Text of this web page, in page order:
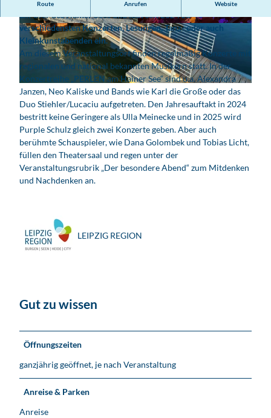
© Torsten Thomä, LEIPZIG REGION
© Torsten Thomä, LEIPZIG REGION © Torsten Thomä, LEIPZIG REGION, Picasa
Route Anrufen Website
Das Hafentheater HAIN erstrahlt als neues Highlight direkt
am Ufer des Hainer Sees und lädt seit 2024 zu
verschiedensten Konzerten, Lesungen, Tanz- oder auch
Kleinkunstabenden ein.
Am diesem Veranstaltungsort finden regelmäßig Konzerte mit
regionalen und national bekannten Musikern statt. In der
Konzertreihe „PERLEN am Hainer See“ sind u.a. Alexandra
Janzen, Neo Kaliske und Bands wie Karl die Große oder das
Duo Stiehler/Lucaciu aufgetreten. Den Jahresauftakt in 2024
bestritt keine Geringere als Ulla Meinecke und in 2025 wird
Purple Schulz gleich zwei Konzerte geben. Aber auch
berühmte Schauspieler, wie Dana Golombek und Tobias Licht,
füllen den Theatersaal und regen unter der
Veranstaltungsrubrik „Der besondere Abend“ zum Mitdenken
und Nachdenken an.
LEIPZIG REGION
Gut zu wissen
Öffnungszeiten
ganzjährig geöffnet, je nach Veranstaltung
Anreise & Parken
Anreise